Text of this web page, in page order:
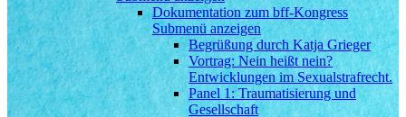
Dokumentation zum bff-Kongress
Submenü anzeigen
Begrüßung durch Katja Grieger
Vortrag: Nein heißt nein?
Entwicklungen im Sexualstrafrecht.
Panel 1: Traumatisierung und
Gesellschaft